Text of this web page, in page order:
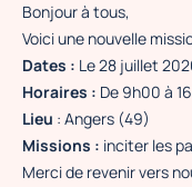
Bonjour à tous,
Voici une nouvelle
Dates : Le 28 juillet
Horaires : De 9h00 à
Lieu : Angers (49)
Missions : inciter les
Merci de revenir vers